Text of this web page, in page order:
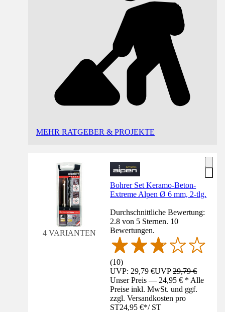
MEHR RATGEBER & PROJEKTE
4 VARIANTEN
Bohrer Set Keramo-Beton-
Extreme Alpen Ø 6 mm, 2-tlg.
Durchschnittliche Bewertung:
2.8 von 5 Sternen. 10
Bewertungen.
(10)
UVP: 29,79 €UVP29,79 €
Unser Preis — 24,95 € * Alle
Preise inkl. MwSt. und ggf.
zzgl. Versandkosten pro
ST24,95 €*/ ST